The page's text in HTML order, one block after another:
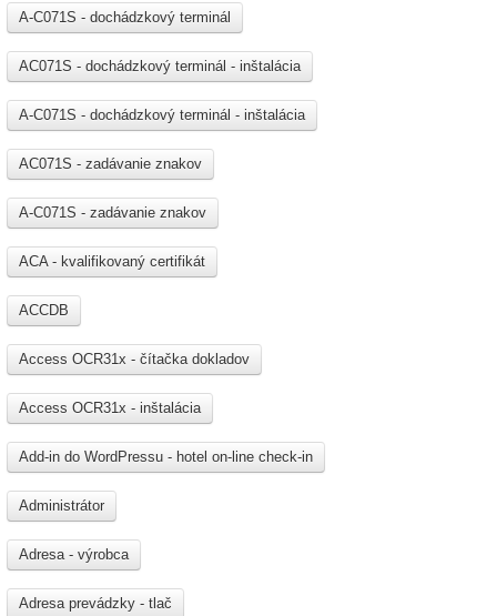
A-C071S - dochádzkový terminál
AC071S - dochádzkový terminál - inštalácia
A-C071S - dochádzkový terminál - inštalácia
AC071S - zadávanie znakov
A-C071S - zadávanie znakov
ACA - kvalifikovaný certifikát
ACCDB
Access OCR31x - čítačka dokladov
Access OCR31x - inštalácia
Add-in do WordPressu - hotel on-line check-in
Administrátor
Adresa - výrobca
Adresa prevádzky - tlač